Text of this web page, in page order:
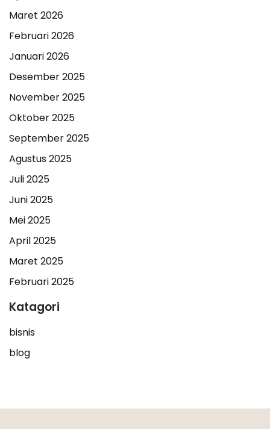
Maret 2026
Februari 2026
Januari 2026
Desember 2025
November 2025
Oktober 2025
September 2025
Agustus 2025
Juli 2025
Juni 2025
Mei 2025
April 2025
Maret 2025
Februari 2025
Katagori
bisnis
blog